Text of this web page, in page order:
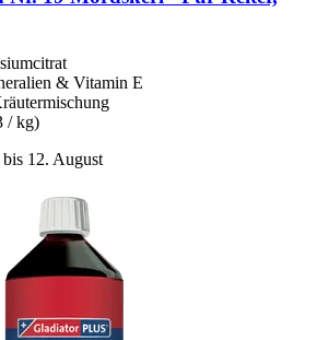
& Vitamin E
/ kg)
12. August